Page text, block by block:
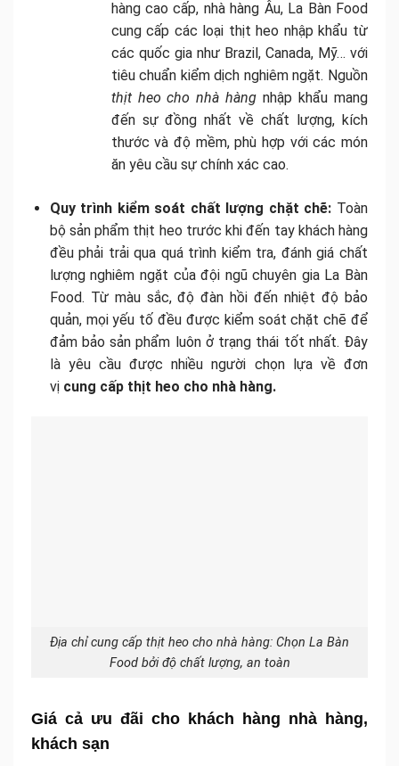
hàng cao cấp, nhà hàng Âu, La Bàn Food
cung cấp các loại thịt heo nhập khẩu từ
các quốc gia như Brazil, Canada, Mỹ… với
tiêu chuẩn kiểm dịch nghiêm ngặt. Nguồn
thịt heo cho nhà hàng nhập khẩu mang
đến sự đồng nhất về chất lượng, kích
thước và độ mềm, phù hợp với các món
ăn yêu cầu sự chính xác cao.
Quy trình kiểm soát chất lượng chặt chẽ: Toàn
bộ sản phẩm thịt heo trước khi đến tay khách hàng
đều phải trải qua quá trình kiểm tra, đánh giá chất
lượng nghiêm ngặt của đội ngũ chuyên gia La Bàn
Food. Từ màu sắc, độ đàn hồi đến nhiệt độ bảo
quản, mọi yếu tố đều được kiểm soát chặt chẽ để
đảm bảo sản phẩm luôn ở trạng thái tốt nhất. Đây
là yêu cầu được nhiều người chọn lựa về đơn
vị cung cấp thịt heo cho nhà hàng.
Địa chỉ cung cấp thịt heo cho nhà hàng: Chọn La Bàn
Food bởi độ chất lượng, an toàn
Giá cả ưu đãi cho khách hàng nhà hàng,
khách sạn